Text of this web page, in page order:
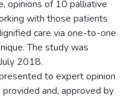
opinions of 10 palliative
with those patients
care via one-to-one
The study was
2018.
to expert opinion
and, approved by